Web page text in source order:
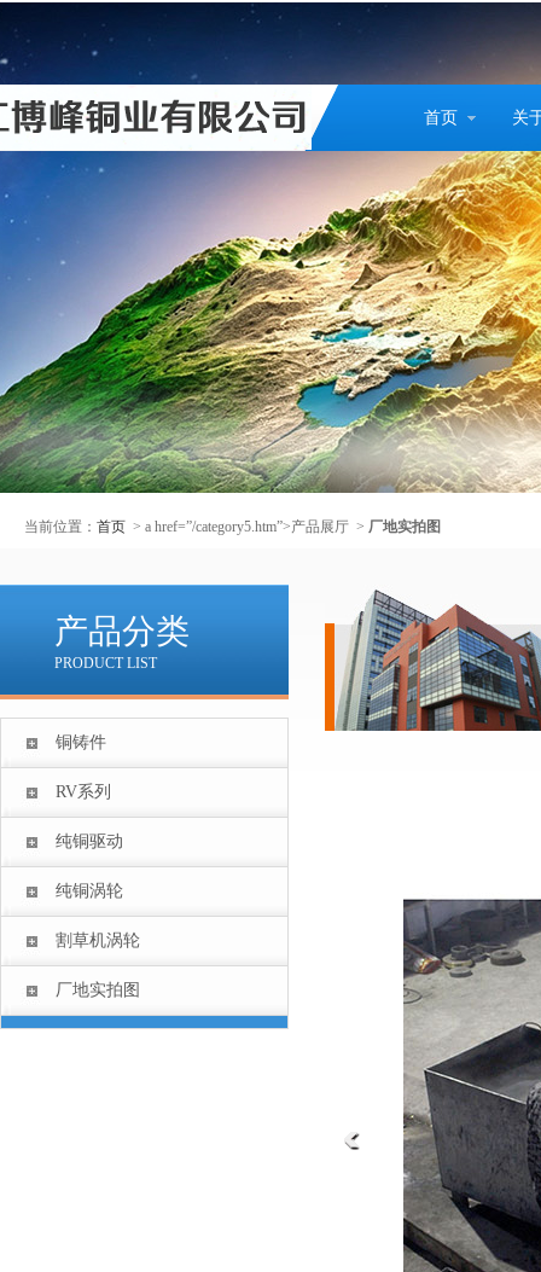
首页 关
当前位置： 首页 > a href=”/category5.htm”>产品展厅 > 厂地实拍图
产品分类
PRODUCT LIST
铜铸件
RV系列
纯铜驱动
纯铜涡轮
割草机涡轮
厂地实拍图